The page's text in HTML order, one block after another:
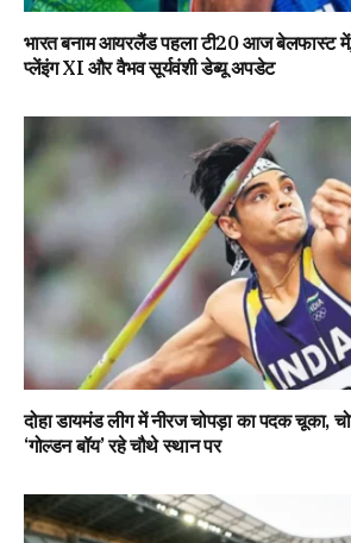
भारत बनाम आयरलैंड पहला टी20 आज बेलफास्ट में,
प्लेंइंग XI और वैभव सूर्यवंशी डेब्यू अपडेट
दोहा डायमंड लीग में नीरज चोपड़ा का पदक चूका,
‘गोल्डन बॉय’ रहे चौथे स्थान पर